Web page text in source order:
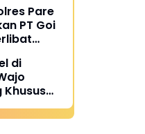
Pare
PT Goi
Pare
di
Khusus